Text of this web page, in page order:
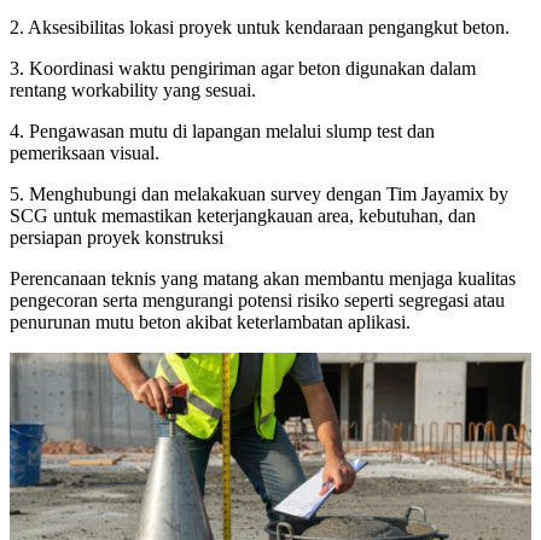
2. Aksesibilitas lokasi proyek untuk kendaraan pengangkut beton.
3. Koordinasi waktu pengiriman agar beton digunakan dalam
rentang workability yang sesuai.
4. Pengawasan mutu di lapangan melalui slump test dan
pemeriksaan visual.
5. Menghubungi dan melakakuan survey dengan Tim Jayamix by
SCG untuk memastikan keterjangkauan area, kebutuhan, dan
persiapan proyek konstruksi
Perencanaan teknis yang matang akan membantu menjaga kualitas
pengecoran serta mengurangi potensi risiko seperti segregasi atau
penurunan mutu beton akibat keterlambatan aplikasi.